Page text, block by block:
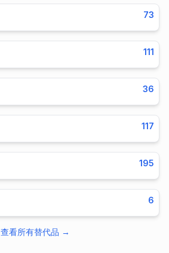
73
111
36
117
195
6
查看所有替代品 →